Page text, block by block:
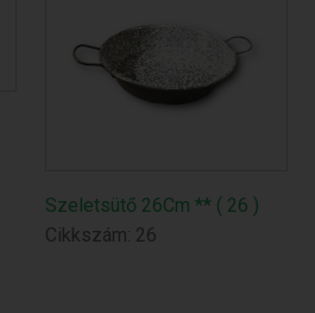
Szeletsütő 26Cm ** ( 26 )
Cikkszám: 26